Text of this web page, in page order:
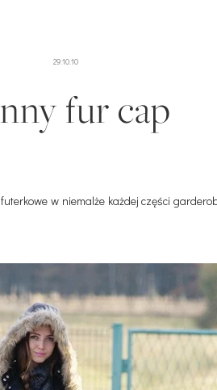
29.10.10
fur cap
w niemalże każdej części